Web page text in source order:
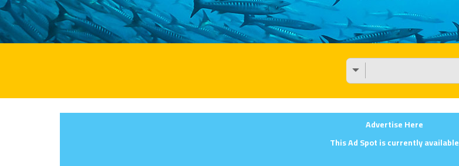
Advertise Here
This Ad Spot is currently available